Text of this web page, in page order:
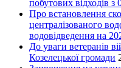
побутових відходів з
Про встановлення
централізованого
водовідведення на
До уваги ветеранів
Козелецької громади